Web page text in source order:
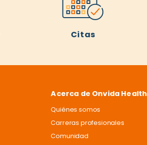
Citas
Acerca de Onvida Health
Quiénes somos
Carreras profesionales
Comunidad